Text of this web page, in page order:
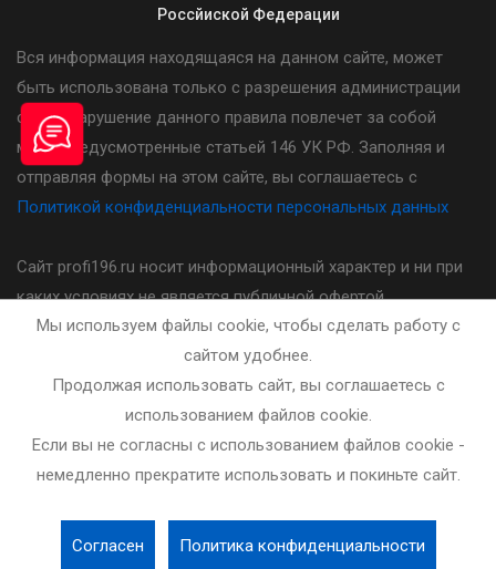
Россйиской Федерации
Вся информация находящаяся на данном сайте, может
быть использована только с разрешения администрации
сайта. Нарушение данного правила повлечет за собой
меры предусмотренные статьей 146 УК РФ. Заполняя и
отправляя формы на этом сайте, вы соглашаетесь с
Политикой конфиденциальности персональных данных
Сайт profi196.ru носит информационный характер и ни при
каких условиях не является публичной офертой,
определяемой положениями статьи 437(2) Гражданского
кодекса Российской Федерации. Стоимость, порядок и
другие условия предоставления услуг указанных на сайте
необходимо уточнять у администратора автошколы.
Разработка и сопровождение сайта - bleaksoft.ru
Мы используем файлы cookie, чтобы сделать работу с
сайтом удобнее.
Продолжая использовать сайт, вы соглашаетесь с
использованием файлов cookie.
Если вы не согласны с использованием файлов cookie -
немедленно прекратите использовать и покиньте сайт.
Согласен Политика конфиденциальности